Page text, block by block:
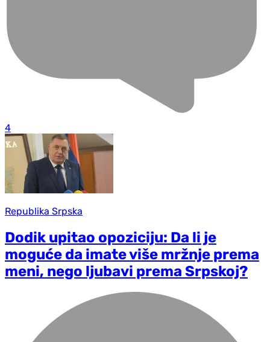
4
Republika Srpska
Dodik upitao opoziciju: Da li je
moguće da imate više mržnje prema
meni, nego ljubavi prema Srpskoj?